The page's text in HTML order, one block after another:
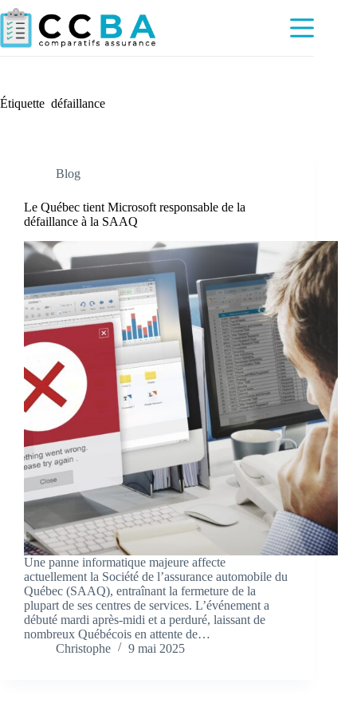
Passer
au
contenu
Étiquette défaillance
Blog
Le Québec tient Microsoft responsable de la
défaillance à la SAAQ
Une panne informatique majeure affecte
actuellement la Société de l’assurance automobile du
Québec (SAAQ), entraînant la fermeture de la
plupart de ses centres de services. L’événement a
débuté mardi après-midi et a perduré, laissant de
nombreux Québécois en attente de…
Christophe
9 mai 2025